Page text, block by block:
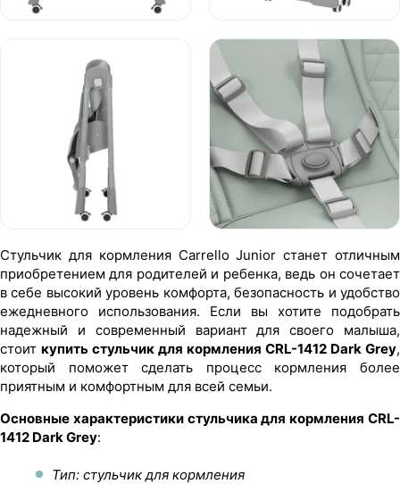
Стульчик для кормления Carrello Junior станет отличным
приобретением для родителей и ребенка, ведь он сочетает
в себе высокий уровень комфорта, безопасность и удобство
ежедневного использования. Если вы хотите подобрать
надежный и современный вариант для своего малыша,
стоит купить стульчик для кормления CRL-1412 Dark Grey,
который поможет сделать процесс кормления более
приятным и комфортным для всей семьи.
Основные характеристики стульчика для кормления CRL-
1412 Dark Grey:
Тип: стульчик для кормления